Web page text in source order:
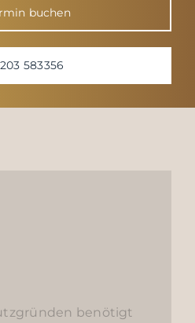
buchen
583356
benötigt